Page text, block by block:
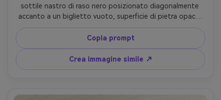
sottile nastro di raso nero posizionato diagonalmente
accanto a un biglietto vuoto, superficie di pietra opaca,
illuminazione studio diffusa e soft, styling minimalista di
alta gamma, nessun testo, nessuna lettera, look macro
90mm, dettagli netti e tessuto realistico --ar 4:5
Copia prompt
Crea immagine simile ↗